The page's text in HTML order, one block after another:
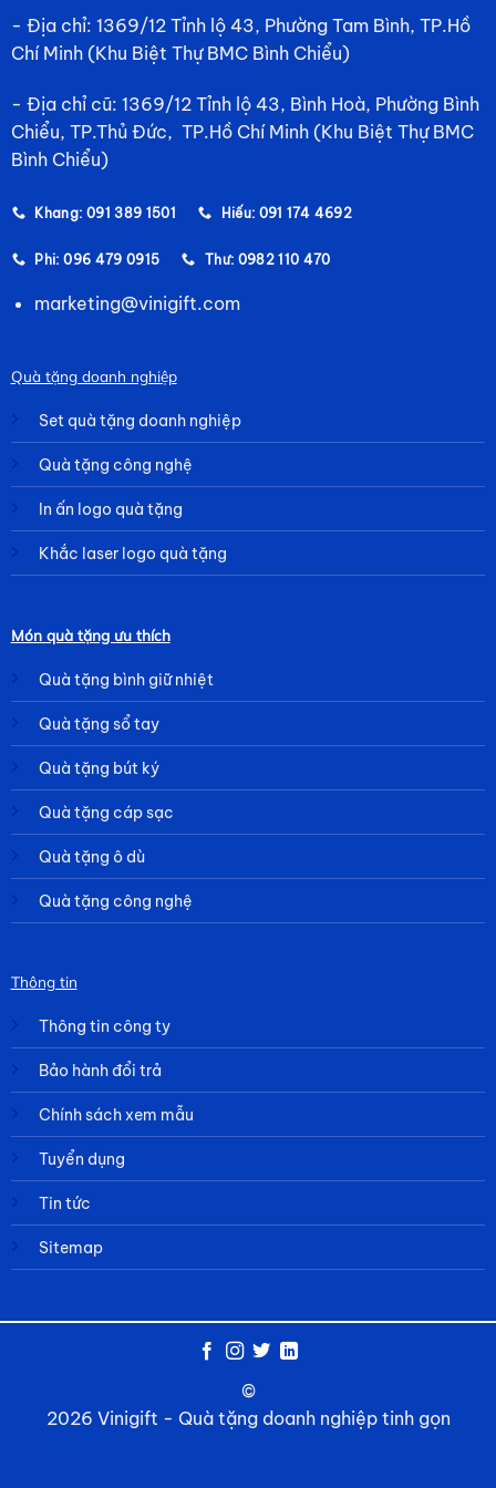
- Địa chỉ: 1369/12 Tỉnh lộ 43, Phường Tam Bình, TP.Hồ
Chí Minh (Khu Biệt Thự BMC Bình Chiểu)
- Địa chỉ cũ: 1369/12 Tỉnh lộ 43, Bình Hoà, Phường Bình
Chiểu, TP.Thủ Đức, TP.Hồ Chí Minh (Khu Biệt Thự BMC
Bình Chiểu)
Khang: 091 389 1501 Hiếu: 091 174 4692
Phi: 096 479 0915 Thư: 0982 110 470
marketing@vinigift.com
Quà tặng doanh nghiệp
Set quà tặng doanh nghiệp
Quà tặng công nghệ
In ấn logo quà tặng
Khắc laser logo quà tặng
Món quà tặng ưu thích
Quà tặng bình giữ nhiệt
Quà tặng sổ tay
Quà tặng bút ký
Quà tặng cáp sạc
Quà tặng ô dù
Quà tặng công nghệ
Thông tin
Thông tin công ty
Bảo hành đổi trả
Chính sách xem mẫu
Tuyển dụng
Tin tức
Sitemap
©
2026 Vinigift - Quà tặng doanh nghiệp tinh gọn